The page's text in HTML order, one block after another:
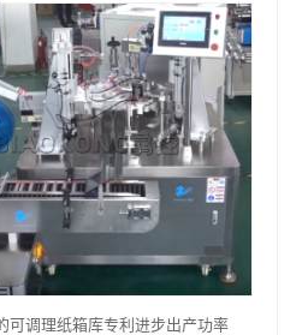
可调理纸箱库专利进步出产功率